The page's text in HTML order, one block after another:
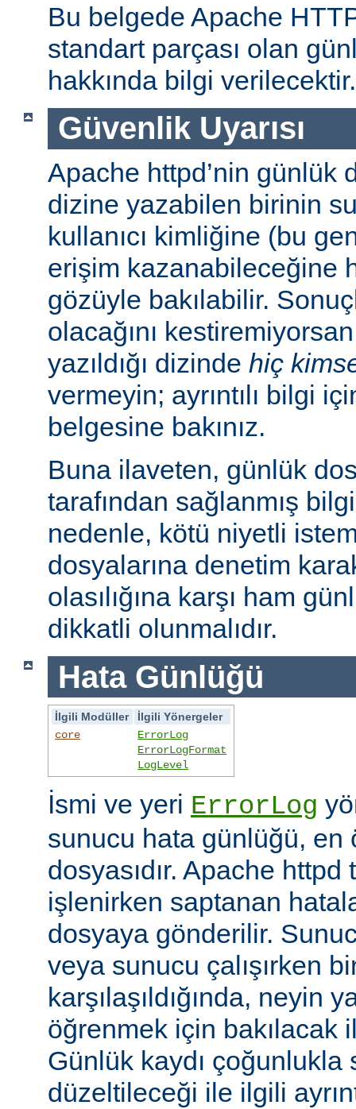
Bu belgede Apache
standart parçası olan
hakkında bilgi verilecektir.
Güvenlik Uyarısı
Apache httpd’nin günlük
dizine yazabilen birinin
kullanıcı kimliğine (bu
erişim kazanabileceğine
gözüyle bakılabilir.
olacağını
yazıldığı dizinde hiç
vermeyin; ayrıntılı bilgi
belgesine bakınız.
Buna ilaveten, günlük
tarafından sağlanmış
nedenle, kötü niyetli
dosyalarına denetim
olasılığına karşı ham
dikkatli olunmalıdır.
Hata Günlüğü
İlgili Modüller
İlgili Yönergeler
core
ErrorLog
ErrorLogFormat
LogLevel
İsmi ve yeri ErrorLog
sunucu hata günlüğü, en
dosyasıdır. Apache httpd
işlenirken saptanan
dosyaya gönderilir.
veya sunucu çalışırken
karşılaşıldığında, neyin
öğrenmek için bakılacak
Günlük kaydı çoğunlukla
düzeltileceği ile ilgili